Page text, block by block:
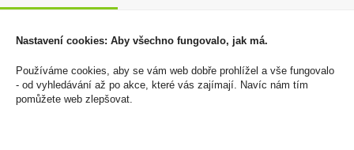
Nastavení cookies: Aby všechno fungovalo, jak má.
Používáme cookies, aby se vám web dobře prohlížel a vše fungovalo
- od vyhledávání až po akce, které vás zajímají. Navíc nám tím
pomůžete web zlepšovat.